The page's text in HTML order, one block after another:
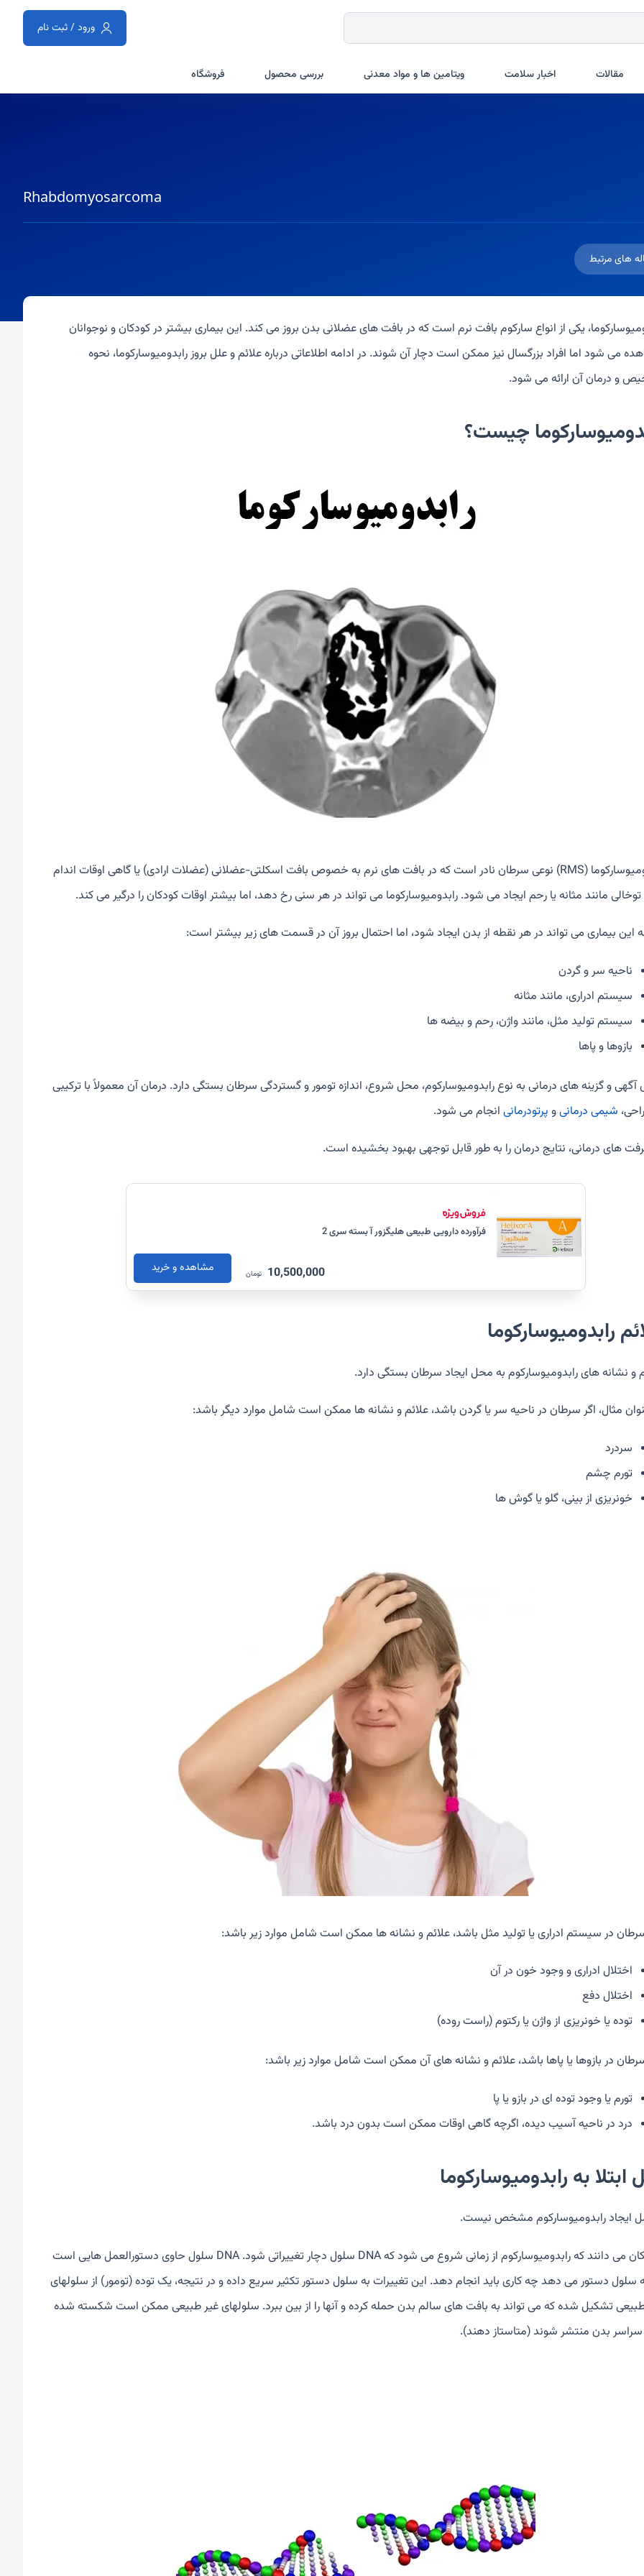
ورود / ثبت نام
مقالات اخبار سلامت ویتامین ها و مواد معدنی بررسی محصول فروشگاه
Rhabdomyosarcoma
های مرتبط
یکی از انواع سارکوم بافت نرم است که در بافت های عضلانی بدن بروز می کند. این بیماری بیشتر در کودکان و نوجوانان
می شود اما افراد بزرگسال نیز ممکن است دچار آن شوند. در ادامه اطلاعاتی درباره علائم و علل بروز رابدومیوسارکوما، نحوه
و درمان آن ارائه می شود.
چیست؟
رابدومیوسارکوما (RMS) نوعی سرطان نادر است که در بافت های نرم به خصوص بافت اسکلتی-عضلانی (عضلات ارادی) یا گاهی اوقات اندام
مانند مثانه یا رحم ایجاد می شود. رابدومیوسارکوما می تواند در هر سنی رخ دهد، اما بیشتر اوقات کودکان را درگیر می کند.
این بیماری می تواند در هر نقطه از بدن ایجاد شود، اما احتمال بروز آن در قسمت های زیر بیشتر است:
ناحیه سر و گردن
سیستم ادراری، مانند مثانه
سیستم تولید مثل، مانند واژن، رحم و بیضه ها
بازوها و پاها
و گزینه های درمانی به نوع رابدومیوسارکوم، محل شروع، اندازه تومور و گستردگی سرطان بستگی دارد. درمان آن معمولاً با ترکیبی
شیمی درمانیو پرتودرمانی انجام می شود.
های درمانی، نتایج درمان را به طور قابل توجهی بهبود بخشیده است.
فرآورده دارویی طبیعی هلیگزور آ بسته سری 2
10,500,000 تومان مشاهده و خرید
رابدومیوسارکوما
و نشانه های رابدومیوسارکوم به محل ایجاد سرطان بستگی دارد.
مثال، اگر سرطان در ناحیه سر یا گردن باشد، علائم و نشانه ها ممکن است شامل موارد دیگر باشد:
سردرد
تورم چشم
خونریزی از بینی، گلو یا گوش ها
در سیستم ادراری یا تولید مثل باشد، علائم و نشانه ها ممکن است شامل موارد زیر باشد:
اختلال ادراری و وجود خون در آن
اختلال دفع
توده یا خونریزی از واژن یا رکتوم (راست روده)
در بازوها یا پاها باشد، علائم و نشانه های آن ممکن است شامل موارد زیر باشد:
تورم یا وجود توده ای در بازو یا پا
درد در ناحیه آسیب دیده، اگرچه گاهی اوقات ممکن است بدون درد باشد.
ابتلا به رابدومیوسارکوما
ایجاد رابدومیوسارکوم مشخص نیست.
پزشکان می دانند که رابدومیوسارکوم از زمانی شروع می شود که DNA سلول دچار تغییراتی شود. DNA سلول حاوی دستورالعمل هایی است
سلول دستور می دهد چه کاری باید انجام دهد. این تغییرات به سلول دستور تکثیر سریع داده و در نتیجه، یک توده (تومور) از سلولهای
تشکیل شده که می تواند به بافت های سالم بدن حمله کرده و آنها را از بین ببرد. سلولهای غیر طبیعی ممکن است شکسته شده
سراسر بدن منتشر شوند (متاستاز دهند).